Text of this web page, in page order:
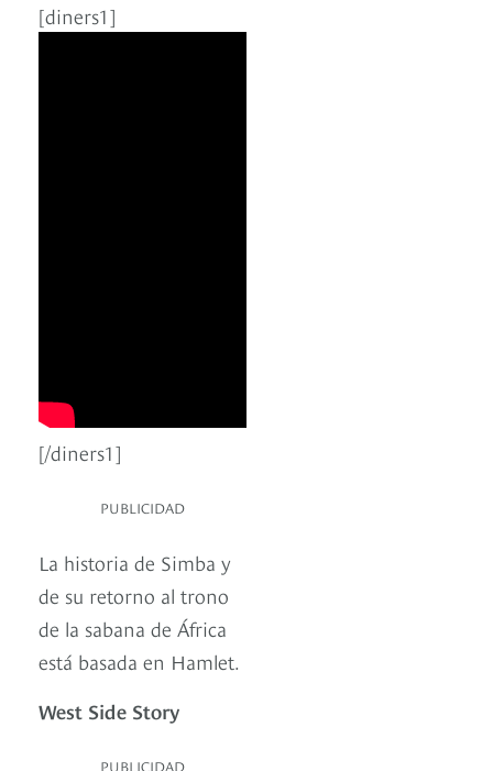
[diners1]
[/diners1]
PUBLICIDAD
La historia de Simba y
de su retorno al trono
de la sabana de África
está basada en Hamlet.
West Side Story
PUBLICIDAD